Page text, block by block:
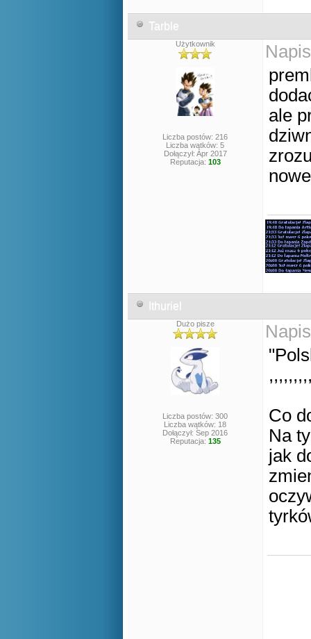
Tarble
Użytkownik
Liczba postów: 216
Liczba wątków: 5
Dołączył: Apr 2017
Reputacja: 103
ale
Ithuriel
Dużo pisze
Liczba postów: 300
Liczba wątków: 18
Dołączył: Sep 2016
Reputacja: 135
Co
Na
jak